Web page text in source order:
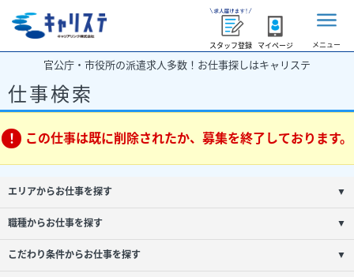
スタッフ登録 マイページ メニュー
官公庁・市役所の派遣求人多数！お仕事探しはキャリステ
仕事検索
この仕事は既に削除されたか、募集を終了しております。
エリアからお仕事を探す ▼
職種からお仕事を探す ▼
こだわり条件からお仕事を探す ▼